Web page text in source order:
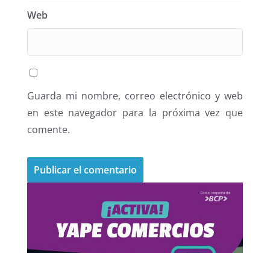
Web
Guarda mi nombre, correo electrónico y web
en este navegador para la próxima vez que
comente.